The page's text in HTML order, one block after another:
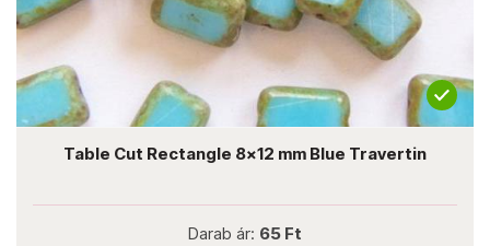
Table Cut Rectangle 8x12 mm Blue Travertin
Darab ár: 65 Ft